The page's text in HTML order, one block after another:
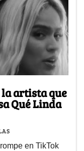
la artista que
Qué Linda
en TikTok